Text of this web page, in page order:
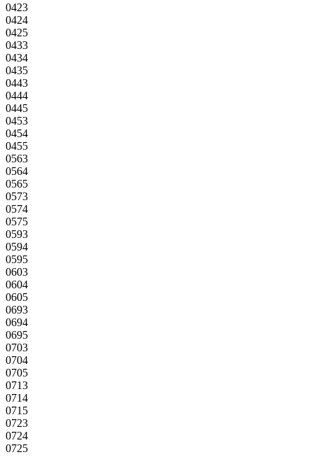
0423
0424
0425
0433
0434
0435
0443
0444
0445
0453
0454
0455
0563
0564
0565
0573
0574
0575
0593
0594
0595
0603
0604
0605
0693
0694
0695
0703
0704
0705
0713
0714
0715
0723
0724
0725